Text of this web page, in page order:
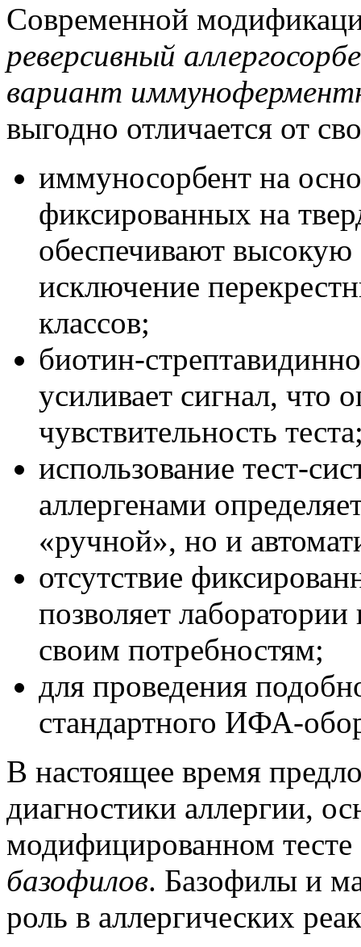
Современной
реверсивный
вариант
выгодно отличается от
иммуносорбент на
фиксированных на
обеспечивают высокую
исключение
классов;
биотин-
усиливает сигнал, что
чувствительность
использование тест-
аллергенами
«ручной», но и
отсутствие
позволяет
своим потребностям;
для проведения
стандартного ИФА-
В настоящее время
диагностики аллергии,
модифицированном
базофилов. Базофилы и
роль в аллергических